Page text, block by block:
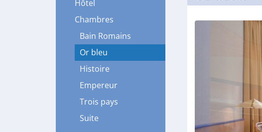
Hôtel
Chambres
Bain Romains
Or bleu
Histoire
Empereur
Trois pays
Suite